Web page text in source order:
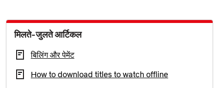
मिलते-जुलते आर्टिकल
बिलिंग और पेमेंट
How to download titles to watch offline